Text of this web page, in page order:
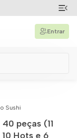
Entrar
Sushi
peças (11
Hots e 6